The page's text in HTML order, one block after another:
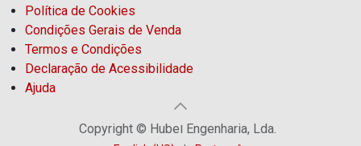
Política de Cookies
Condições Gerais de Venda
Termos e Condições
Declaração de Acessibilidade
Ajuda
Copyright © Hubel Engenharia, Lda.